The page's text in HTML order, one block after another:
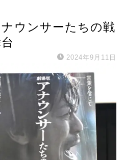
ウンサーたちの戦
2024年9月11日